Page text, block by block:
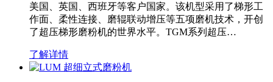
美国、英国、西班牙等客户国家。该机型采用了梯形工
作面、柔性连接、磨辊联动增压等五项磨机技术，开创
了超压梯形磨粉机的世界水平。TGM系列超压…
了解详情